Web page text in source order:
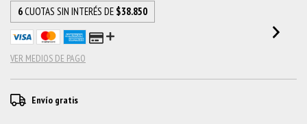
6CUOTAS SIN INTERÉS DE $38.850
VER MEDIOS DE PAGO
Envío gratis